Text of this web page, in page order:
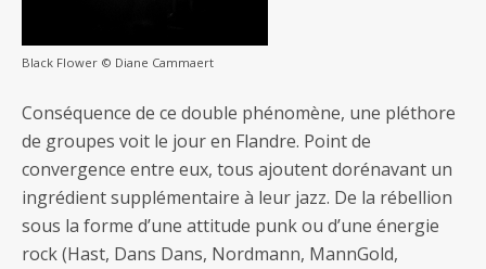
Black Flower © Diane Cammaert
Conséquence de ce double phénomène, une pléthore
de groupes voit le jour en Flandre. Point de
convergence entre eux, tous ajoutent dorénavant un
ingrédient supplémentaire à leur jazz. De la rébellion
sous la forme d’une attitude punk ou d’une énergie
rock (Hast, Dans Dans, Nordmann, MannGold,